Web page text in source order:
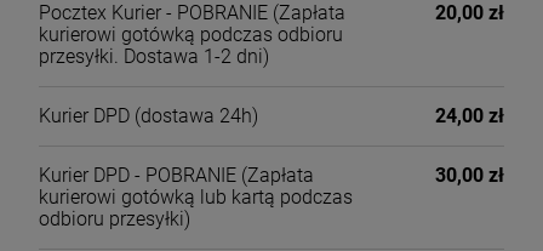
Pocztex Kurier - POBRANIE (Zapłata
kurierowi gotówką podczas odbioru
przesyłki. Dostawa 1-2 dni)
20,00 zł
Kurier DPD (dostawa 24h) 24,00 zł
Kurier DPD - POBRANIE (Zapłata
kurierowi gotówką lub kartą podczas
odbioru przesyłki)
30,00 zł